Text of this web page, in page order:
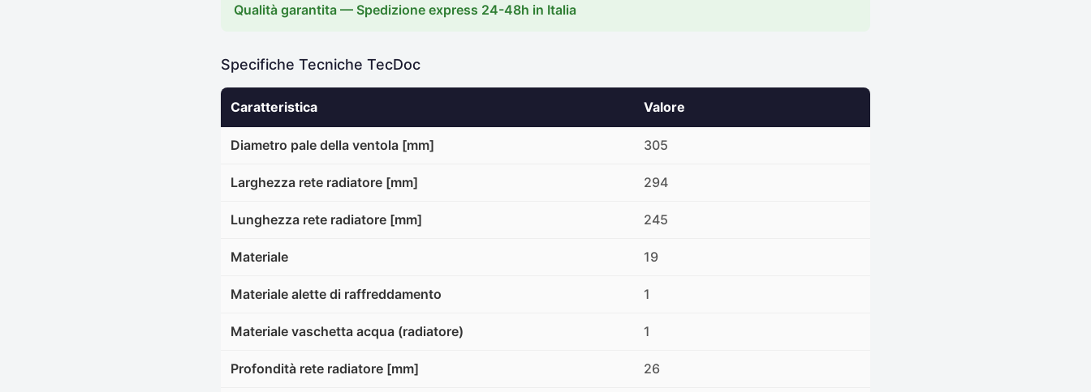
Qualità garantita — Spedizione express 24-48h in Italia
Specifiche Tecniche TecDoc
Caratteristica Valore
Diametro pale della ventola [mm] 305
Larghezza rete radiatore [mm] 294
Lunghezza rete radiatore [mm] 245
Materiale 19
Materiale alette di raffreddamento 1
Materiale vaschetta acqua (radiatore) 1
Profondità rete radiatore [mm] 26